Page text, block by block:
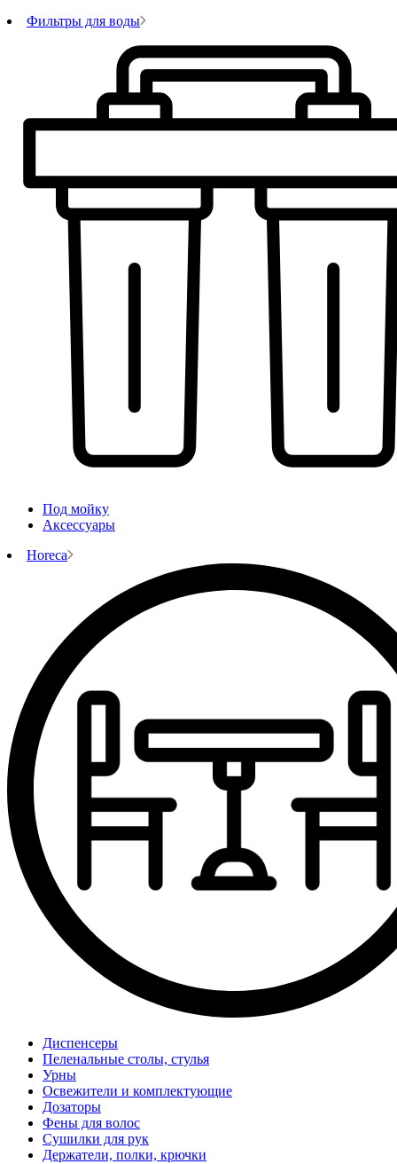
Фильтры для воды
Под мойку
Аксессуары
Horeca
Диспенсеры
Пеленальные столы, стулья
Урны
Освежители и комплектующие
Дозаторы
Фены для волос
Сушилки для рук
Держатели, полки, крючки